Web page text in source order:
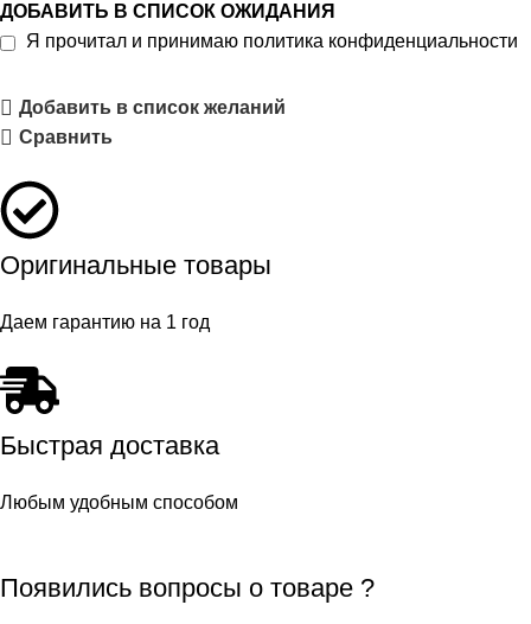
ДОБАВИТЬ В СПИСОК ОЖИДАНИЯ
Я прочитал и принимаю политика конфиденциальности
Добавить в список желаний
Сравнить
Оригинальные товары
Даем гарантию на 1 год
Быстрая доставка
Любым удобным способом
Появились вопросы о товаре ?